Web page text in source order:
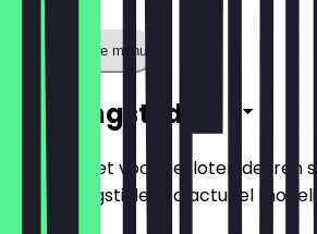
Toon volledige menu
Openingstijden
Zodat je niet voor gesloten deuren
de openingstijden zo actueel